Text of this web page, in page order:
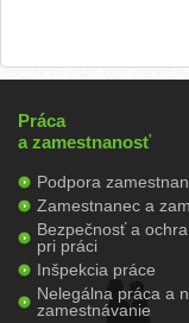
Práca
a zamestnanosť
Podpora
Zamestnanec a
Bezpečnosť a
pri práci
Inšpekcia práce
Nelegálna práca a
zamestnávanie